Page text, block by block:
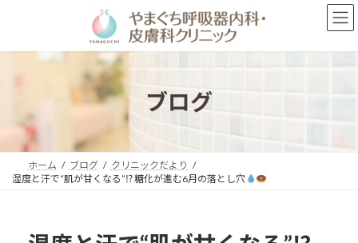
ン
プ
ー
動
ブログ
ホーム ブログ
クリニックだより
湿度と汗で“肌が甘くなる”⁉ 糖化が進む6月の落とし穴